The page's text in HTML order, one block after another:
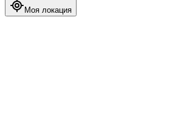
Моя локация